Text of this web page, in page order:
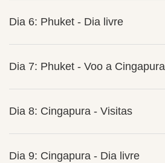
Dia 6: Phuket - Dia livre
Dia 7: Phuket - Voo a Cingapura
Dia 8: Cingapura - Visitas
Dia 9: Cingapura - Dia livre